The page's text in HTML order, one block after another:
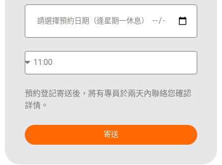
預約登記寄送後，將有專員於兩天內聯絡您確認
詳情。
寄送